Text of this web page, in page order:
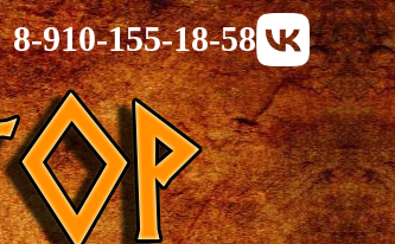
8-910-155-18-58